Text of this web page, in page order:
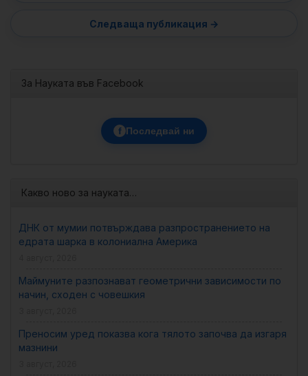
За Науката във Facebook
f Последвай ни
Какво ново за науката…
ДНК от мумии потвърждава разпространението на
едрата шарка в колониална Америка
Маймуните разпознават геометрични зависимости по
начин, сходен с човешкия
Преносим уред показва кога тялото започва да изгаря
мазнини